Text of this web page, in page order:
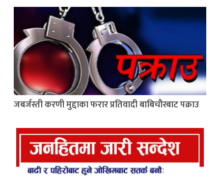
जबर्जस्ती करणी मुद्दाका फरार प्रतिवादी बाबिचौरबाट पक्राउ